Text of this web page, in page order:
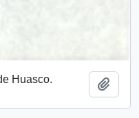
Huasco.